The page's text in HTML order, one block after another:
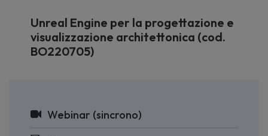
Unreal Engine per la progettazione e
visualizzazione architettonica (cod.
BO220705)
Webinar (sincrono)